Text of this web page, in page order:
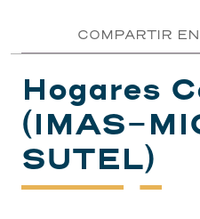
COMPARTIR
Hogares
(IMAS-
SUTEL)